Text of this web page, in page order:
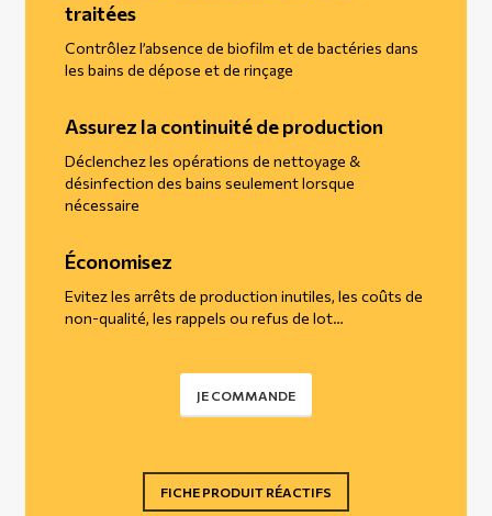
traitées
Contrôlez l’absence de biofilm et de bactéries dans
les bains de dépose et de rinçage
Assurez la continuité de production
Déclenchez les opérations de nettoyage &
désinfection des bains seulement lorsque
nécessaire
Économisez
Evitez les arrêts de production inutiles, les coûts de
non-qualité, les rappels ou refus de lot…
JE COMMANDE
FICHE PRODUIT RÉACTIFS